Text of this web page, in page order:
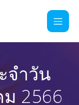
จำวัน
2566